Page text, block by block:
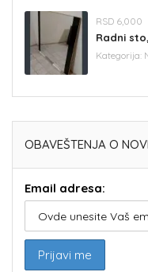
RSD 6,000
Radni
Kategorija:
OBAVEŠTENJA O
Email adresa: